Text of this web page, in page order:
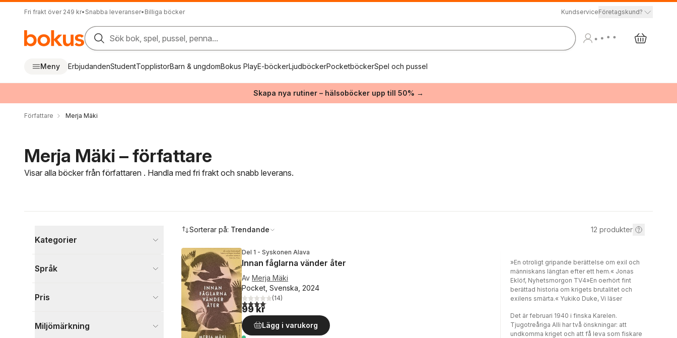
Fri frakt över 249 kr• Snabba leveranser• Billiga böcker KundserviceFöretagskund?
Sök bok, spel, pussel, penna...
Meny ErbjudandenStudentTopplistorBarn & ungdomBokus PlayE-böckerLjudböckerPocketböckerSpel och pussel
Skapa nya rutiner – hälsoböcker upp till 50% →
Författare Merja Mäki
Merja Mäki – författare
Visar alla böcker från författaren . Handla med fri frakt och snabb leverans.
Kategorier
Visa fler
Språk
Pris
Miljömärkning
Sorterar på: Trendande 12 produkter
Del 1 - Syskonen Alava
Innan fåglarna vänder åter
Av Merja Mäki
Pocket, Svenska, 2024
4,1utav 5 stjärnor. Totalt antal röster:
(14)
99 kr
Lägg i varukorg
»En otroligt gripande berättelse om exil och
människans längtan efter ett hem.« Jonas
Eklöf, Nyhetsmorgon TV4»En oerhört fint
berättad historia om krigets brutalitet och
exilens smärta.« Yukiko Duke, Vi läser
Det är februari 1940 i finska Karelen.
Tjugotreåriga Alli har två önskningar: att
undkomma kriget och att få leva som fiskare